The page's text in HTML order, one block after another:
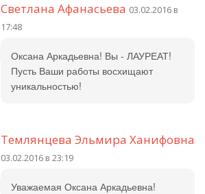
Светлана Афанасьева 03.02.2016 в
17:48
Оксана Аркадьевна! Вы - ЛАУРЕАТ!
Пусть Ваши работы восхищают
уникальностью!
Темлянцева Эльмира Ханифовна
03.02.2016 в 23:19
Уважаемая Оксана Аркадьевна!